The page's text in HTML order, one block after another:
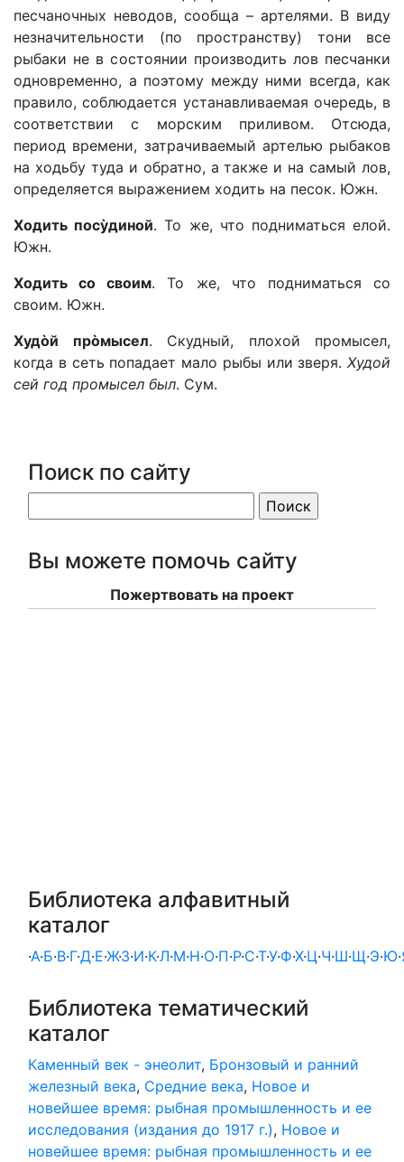
песчаночных неводов, сообща – артелями. В виду
незначительности (по пространству) тони все
рыбаки не в состоянии производить лов песчанки
одновременно, а поэтому между ними всегда, как
правило, соблюдается устанавливаемая очередь, в
соответствии с морским приливом. Отсюда,
период времени, затрачиваемый артелью рыбаков
на ходьбу туда и обратно, а также и на самый лов,
определяется выражением ходить на песок. Южн.
Ходить посỳдиной. То же, что подниматься елой.
Южн.
Ходить со своим. То же, что подниматься со
своим. Южн.
Худòй прòмысел. Скудный, плохой промысел,
когда в сеть попадает мало рыбы или зверя. Худой
сей год промысел был. Сум.
Поиск по сайту
Вы можете помочь сайту
Пожертвовать на проект
Библиотека алфавитный
каталог
·А·Б·В·Г·Д·Е·Ж·З·И·К·Л·М·Н·О·П·Р·С·Т·У·Ф·Х·Ц·Ч·Ш·Щ·Э·Ю·
Библиотека тематический
каталог
Каменный век - энеолит, Бронзовый и ранний
железный века, Средние века, Новое и
новейшее время: рыбная промышленность и ее
исследования (издания до 1917 г.), Новое и
новейшее время: рыбная промышленность и ее